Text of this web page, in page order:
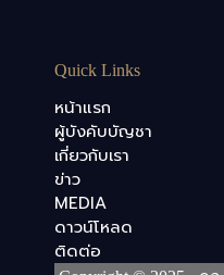
Quick Links
หน้าแรก
ผู้บังคับบัญชา
เกี่ยวกับเรา
ข่าว
MEDIA
ดาวน์โหลด
ติดต่อ